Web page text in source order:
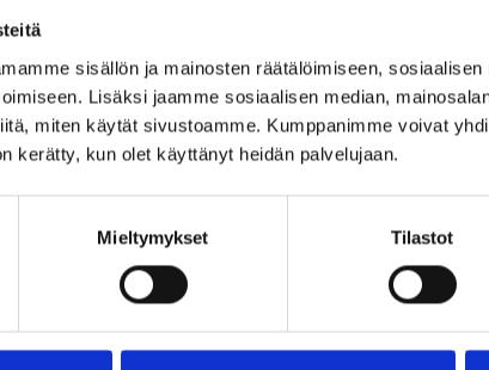
sisällön ja mainosten räätälöimiseen,
Lisäksi jaamme sosiaalisen median,
miten käytät sivustoamme. Kumppanimme voivat
kerätty, kun olet käyttänyt heidän palvelujaan.
Mieltymykset Tilastot
Other customers also